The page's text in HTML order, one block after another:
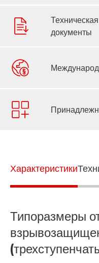
Форма обратной
Филиалы
Характеристики
Типоразмеры